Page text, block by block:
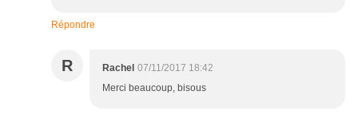
Répondre
R Rachel 07/11/2017 18:42
Merci beaucoup, bisous